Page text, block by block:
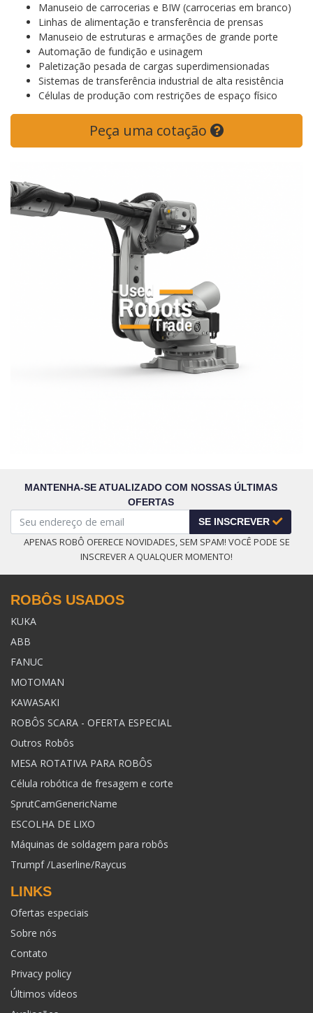
Manuseio de carrocerias e BIW (carrocerias em branco)
Linhas de alimentação e transferência de prensas
Manuseio de estruturas e armações de grande porte
Automação de fundição e usinagem
Paletização pesada de cargas superdimensionadas
Sistemas de transferência industrial de alta resistência
Células de produção com restrições de espaço físico
Peça uma cotação
MANTENHA-SE ATUALIZADO COM NOSSAS ÚLTIMAS
OFERTAS
SE INSCREVER
APENAS ROBÔ OFERECE NOVIDADES, SEM SPAM! VOCÊ PODE SE
INSCREVER A QUALQUER MOMENTO!
ROBÔS USADOS
KUKA
ABB
FANUC
MOTOMAN
KAWASAKI
ROBÔS SCARA - OFERTA ESPECIAL
Outros Robôs
MESA ROTATIVA PARA ROBÔS
Célula robótica de fresagem e corte
SprutCamGenericName
ESCOLHA DE LIXO
Máquinas de soldagem para robôs
Trumpf /Laserline/Raycus
LINKS
Ofertas especiais
Sobre nós
Contato
Privacy policy
Últimos vídeos